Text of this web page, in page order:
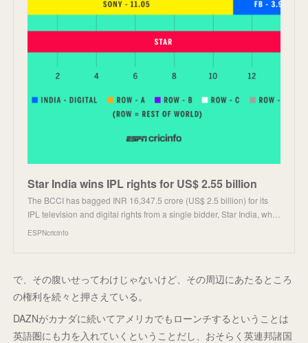
Star India wins IPL rights for US$ 2.55 billion
The BCCI has bagged INR 16,347.5 crore (US$ 2.5 billion) for its
IPL television and digital rights from a single bidder, Star India, wh…
ESPNcricinfo
で、その腹いせってわけじゃないけど、その周辺にあたるところ
の権利を続々と押さえている。
DAZNがカナダに続いてアメリカでもローンチするということは
英語圏にも力を入れていくということだし、おそらく英連邦諸国